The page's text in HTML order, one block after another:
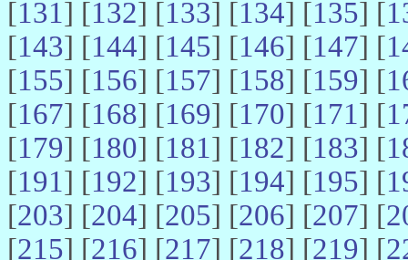
[131] [132] [133] [134] [135] [
[143] [144] [145] [146] [147] [
[155] [156] [157] [158] [159] [
[167] [168] [169] [170] [171] [
[179] [180] [181] [182] [183] [
[191] [192] [193] [194] [195] [
[203] [204] [205] [206] [207] [
[215] [216] [217] [218] [219] [